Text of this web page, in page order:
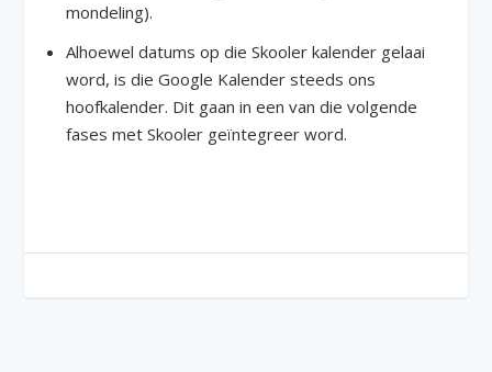
mondeling).
Alhoewel datums op die Skooler kalender gelaai
word, is die Google Kalender steeds ons
hoofkalender. Dit gaan in een van die volgende
fases met Skooler geïntegreer word.